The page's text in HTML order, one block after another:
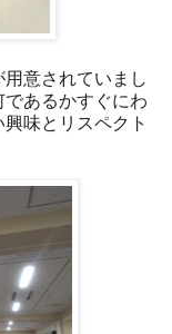
意されていまし
あるかすぐにわ
味とリスペクト